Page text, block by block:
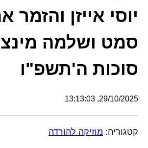
יוסי אייזן והזמר
סמט ושלמה
סוכות ה'תשפ"ו
29/10/2025, 13:13:03
קטגוריה: מוזיקה להורדה